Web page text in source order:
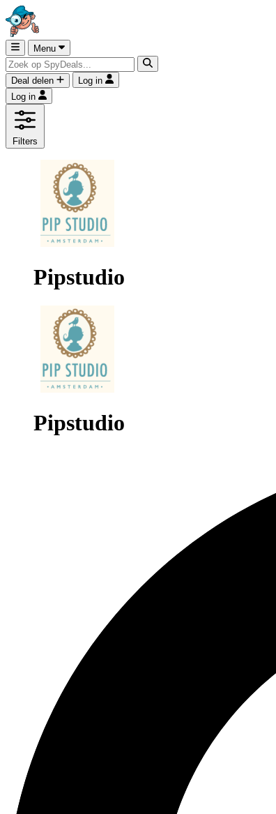
Menu
Deal delen
Log in
Log in
Filters
Pipstudio
Pipstudio